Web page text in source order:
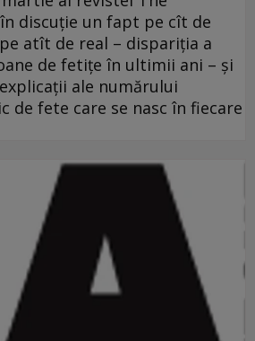
discuţie un fapt pe cît de
atît de real – dispariţia a
de fetiţe în ultimii ani – şi
ale numărului
de fete care se nasc în fiecare